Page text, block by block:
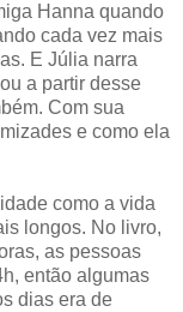
Hanna quando
cada vez mais
E Júlia narra
a partir desse
Com sua
e como ela
como a vida
longos. No livro,
as pessoas
então algumas
dias era de